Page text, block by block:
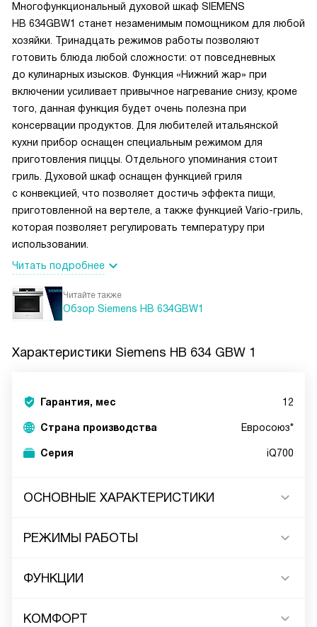
Многофункциональный духовой шкаф SIEMENS
HB 634GBW1 станет незаменимым помощником для любой
хозяйки. Тринадцать режимов работы позволяют
готовить блюда любой сложности: от повседневных
до кулинарных изысков. Функция «Нижний жар» при
включении усиливает привычное нагревание снизу, кроме
того, данная функция будет очень полезна при
консервации продуктов. Для любителей итальянской
кухни прибор оснащен специальным режимом для
приготовления пиццы. Отдельного упоминания стоит
гриль. Духовой шкаф оснащен функцией гриля
с конвекцией, что позволяет достичь эффекта пищи,
приготовленной на вертеле, а также функцией Vario-гриль,
которая позволяет регулировать температуру при
использовании.
Читать подробнее
Читайте также
Обзор Siemens HB 634GBW1
Характеристики Siemens HB 634 GBW 1
Гарантия, мес 12
Страна производства Евросоюз*
Серия iQ700
ОСНОВНЫЕ ХАРАКТЕРИСТИКИ
РЕЖИМЫ РАБОТЫ
ФУНКЦИИ
КОМФОРТ